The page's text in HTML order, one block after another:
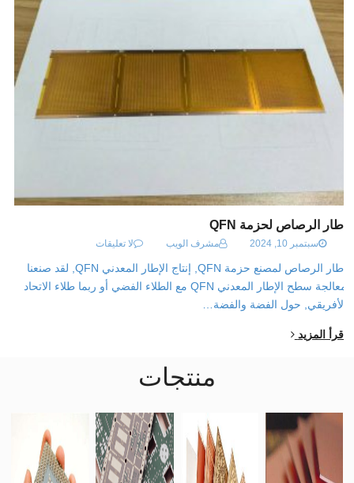
إطار الرصاص لحزمة QFN
سبتمبر 10, 2024 مشرف الويب لا تعليقات
إطار الرصاص لمصنع حزمة QFN, إنتاج الإطار المعدني QFN, لقد صنعنا
معالجة سطح الإطار المعدني QFN مع الطلاء الفضي أو ربما طلاء الاتحاد
الأفريقي, حول الفضة والفضة…
اقرأ المزيد
منتجات